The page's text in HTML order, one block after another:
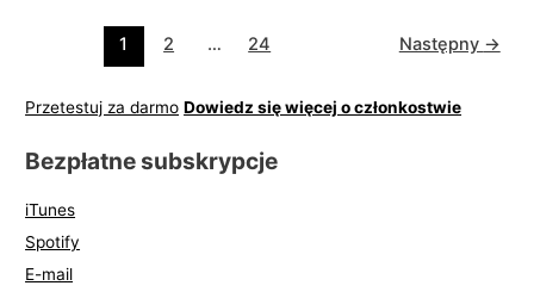
1 2 … 24 Następny →
Przetestuj za darmo Dowiedz się więcej o członkostwie
Bezpłatne subskrypcje
iTunes
Spotify
E-mail